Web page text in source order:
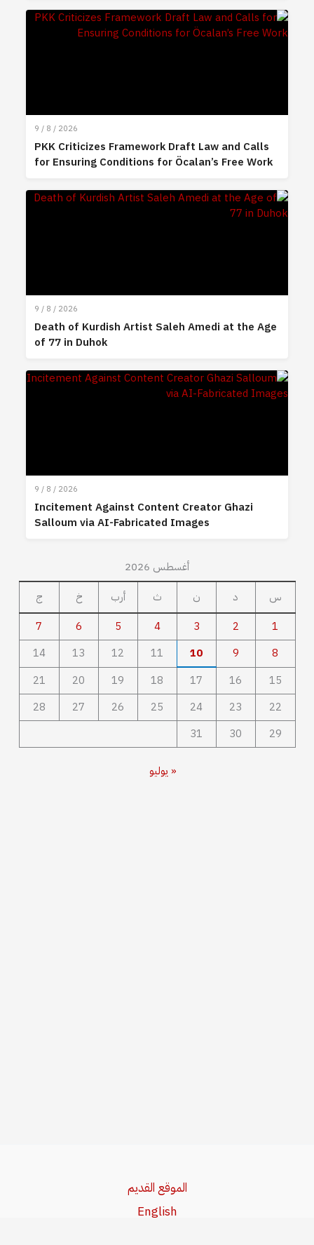
9 / 8 / 2026
PKK Criticizes Framework Draft Law and Calls
for Ensuring Conditions for Öcalan’s Free Work
9 / 8 / 2026
Death of Kurdish Artist Saleh Amedi at the Age
of 77 in Duhok
9 / 8 / 2026
Incitement Against Content Creator Ghazi
Salloum via AI-Fabricated Images
أغسطس 2026
س
د ن ث أرب خ
ج
1
2
3
4
5
6
7
8
9
10
11
12
13
14
15
16
17
18
19
20
21
22
23
24
25
26
27
28
29
30
31
« يوليو
الموقع القديم
English